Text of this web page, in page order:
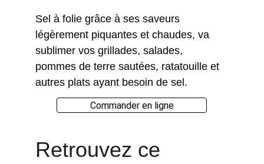
Sel à folie grâce à ses saveurs
légèrement piquantes et chaudes, va
sublimer vos grillades, salades,
pommes de terre sautées, ratatouille et
autres plats ayant besoin de sel.
Commander en ligne
Retrouvez ce